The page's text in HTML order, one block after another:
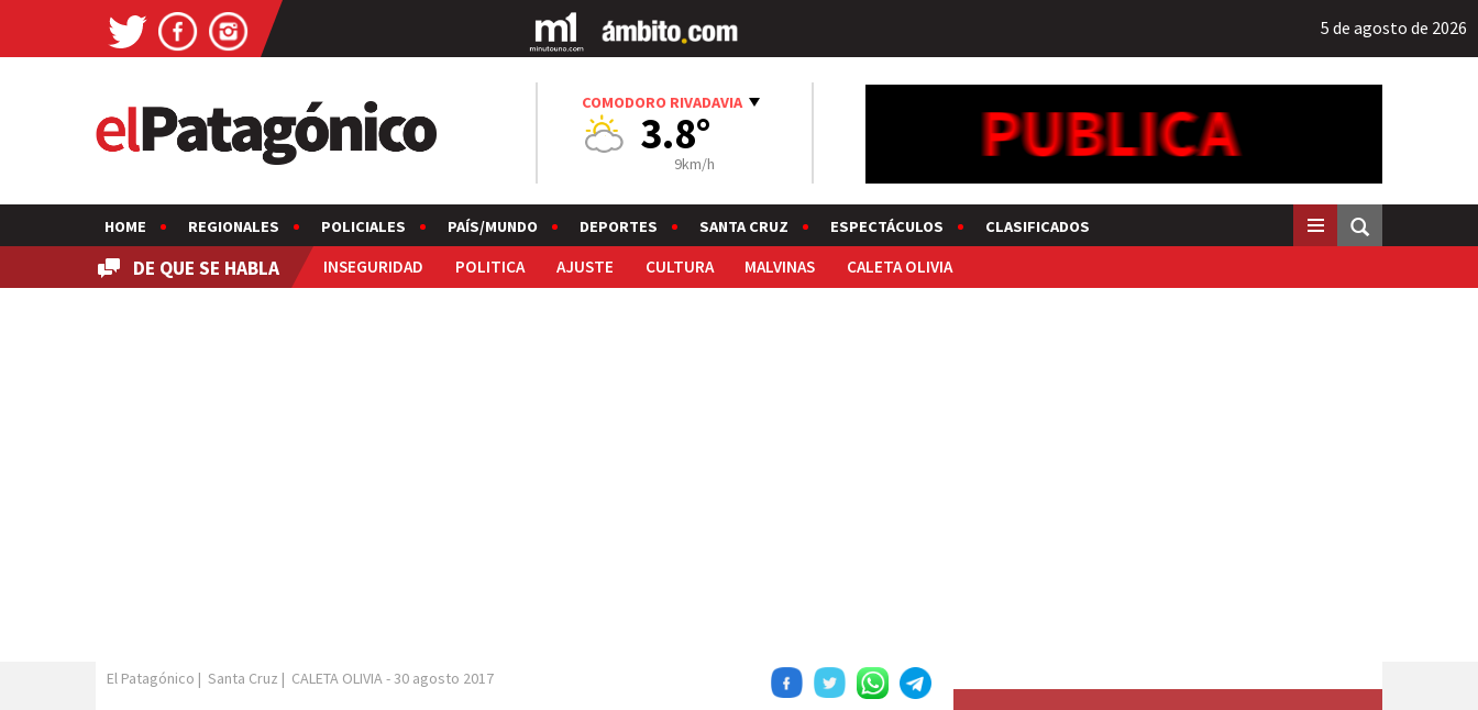
5 de agosto de 2026
COMODORO RIVADAVIA
3.8°
9km/h
HOME REGIONALES POLICIALES PAÍS/MUNDO DEPORTES SANTA CRUZ ESPECTÁCULOS CLASIFICADOS
DE QUE SE HABLA INSEGURIDAD POLITICA AJUSTE CULTURA MALVINAS CALETA OLIVIA
El Patagónico | Santa Cruz | CALETA OLIVIA-30 agosto 2017